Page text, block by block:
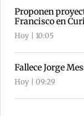
Proponen
Francisco en
Hoy | 10:05
Fallece Jorge
Hoy | 09:29